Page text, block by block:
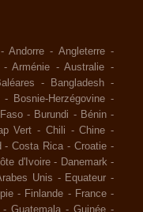
-Andorre - Angleterre -
-Arménie -Australie -
- Bangladesh -
- Bosnie-Herzégovine -
- Burundi - Bénin -
Vert - Chili -Chine -
-Costa Rica -Croatie -
d'Ivoire - Danemark -
Unis - Equateur -
- Finlande - France -
- Guatemala - Guinée -